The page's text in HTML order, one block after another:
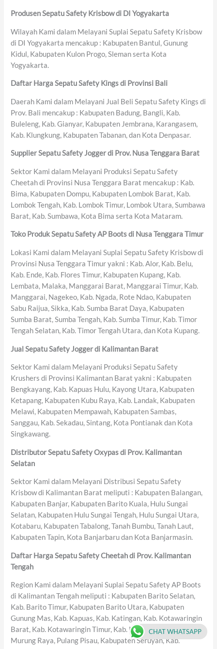
Produsen Sepatu Safety Krisbow di DI Yogyakarta
Wilayah Kami dalam Melayani Suplai Sepatu Safety Krisbow
di DI Yogyakarta mencakup : Kabupaten Bantul, Gunung
Kidul, Kabupaten Kulon Progo, Sleman serta Kota
Yogyakarta.
Daftar Harga Sepatu Safety Kings di Provinsi Bali
Daerah Kami dalam Melayani Jual Beli Sepatu Safety Kings di
Prov. Bali mencakup : Kabupaten Badung, Bangli, Kab.
Buleleng, Kab. Gianyar, Kabupaten Jembrana, Karangasem,
Kab. Klungkung, Kabupaten Tabanan, dan Kota Denpasar.
Supplier Sepatu Safety Jogger di Prov. Nusa Tenggara Barat
Sektor Kami dalam Melayani Produksi Sepatu Safety
Cheetah di Provinsi Nusa Tenggara Barat mencakup : Kab.
Bima, Kabupaten Dompu, Kabupaten Lombok Barat, Kab.
Lombok Tengah, Kab. Lombok Timur, Lombok Utara, Sumbawa
Barat, Kab. Sumbawa, Kota Bima serta Kota Mataram.
Toko Produk Sepatu Safety AP Boots di Nusa Tenggara Timur
Lokasi Kami dalam Melayani Suplai Sepatu Safety Krisbow di
Provinsi Nusa Tenggara Timur yakni : Kab. Alor, Kab. Belu,
Kab. Ende, Kab. Flores Timur, Kabupaten Kupang, Kab.
Lembata, Malaka, Manggarai Barat, Manggarai Timur, Kab.
Manggarai, Nagekeo, Kab. Ngada, Rote Ndao, Kabupaten
Sabu Raijua, Sikka, Kab. Sumba Barat Daya, Kabupaten
Sumba Barat, Sumba Tengah, Kab. Sumba Timur, Kab. Timor
Tengah Selatan, Kab. Timor Tengah Utara, dan Kota Kupang.
Jual Sepatu Safety Jogger di Kalimantan Barat
Sektor Kami dalam Melayani Produksi Sepatu Safety
Krushers di Provinsi Kalimantan Barat yakni : Kabupaten
Bengkayang, Kab. Kapuas Hulu, Kayong Utara, Kabupaten
Ketapang, Kabupaten Kubu Raya, Kab. Landak, Kabupaten
Melawi, Kabupaten Mempawah, Kabupaten Sambas,
Sanggau, Kab. Sekadau, Sintang, Kota Pontianak dan Kota
Singkawang.
Distributor Sepatu Safety Oxypas di Prov. Kalimantan
Selatan
Sektor Kami dalam Melayani Distribusi Sepatu Safety
Krisbow di Kalimantan Barat meliputi : Kabupaten Balangan,
Kabupaten Banjar, Kabupaten Barito Kuala, Hulu Sungai
Selatan, Kabupaten Hulu Sungai Tengah, Hulu Sungai Utara,
Kotabaru, Kabupaten Tabalong, Tanah Bumbu, Tanah Laut,
Kabupaten Tapin, Kota Banjarbaru dan Kota Banjarmasin.
Daftar Harga Sepatu Safety Cheetah di Prov. Kalimantan
Tengah
Region Kami dalam Melayani Suplai Sepatu Safety AP Boots
di Kalimantan Tengah meliputi : Kabupaten Barito Selatan,
Kab. Barito Timur, Kabupaten Barito Utara, Kabupaten
Gunung Mas, Kab. Kapuas, Kab. Katingan, Kab. Kotawaringin
Barat, Kab. Kotawaringin Timur, Kab. Lamandau, Kabupaten
Murung Raya, Pulang Pisau, Kabupaten Seruyan, Kab.
CHAT WHATSAPP